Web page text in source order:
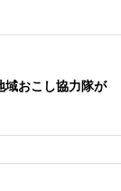
おこし協力隊が